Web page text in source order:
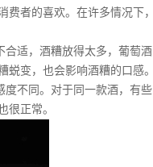
者的喜欢。在许多情况下，
适，酒糟放得太多，葡萄酒
变，也会影响酒糟的口感。
度不同。对于同一款酒，有些
很正常。